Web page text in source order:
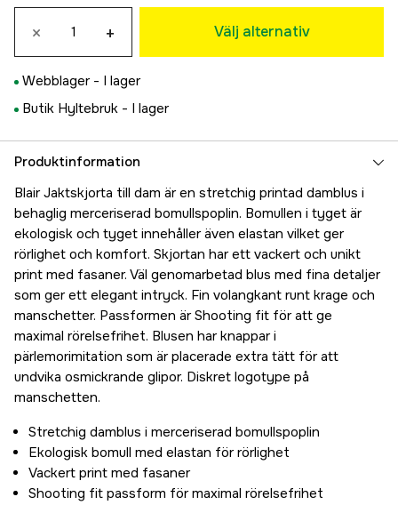
36W
1 099 kr
1 099 kr
1 099 kr
1 099 kr
1 099 kr
46W
1 099 kr
48W
1 099 kr
× + Välj alternativ
Webblager - I lager
Butik Hyltebruk - I lager
Produktinformation
Blair Jaktskjorta till dam är en stretchig printad damblus i
behaglig merceriserad bomullspoplin. Bomullen i tyget är
ekologisk och tyget innehåller även elastan vilket ger
rörlighet och komfort. Skjortan har ett vackert och unikt
print med fasaner. Väl genomarbetad blus med fina detaljer
som ger ett elegant intryck. Fin volangkant runt krage och
manschetter. Passformen är Shooting fit för att ge
maximal rörelsefrihet. Blusen har knappar i
pärlemorimitation som är placerade extra tätt för att
undvika osmickrande glipor. Diskret logotype på
manschetten.
Stretchig damblus i merceriserad bomullspoplin
Ekologisk bomull med elastan för rörlighet
Vackert print med fasaner
Shooting fit passform för maximal rörelsefrihet